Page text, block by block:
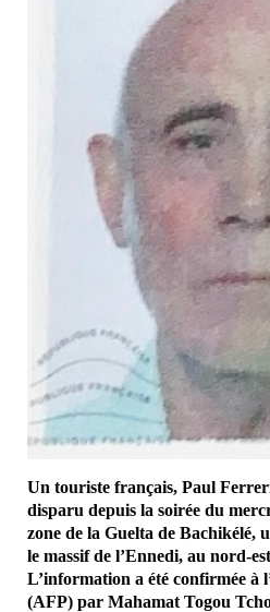
Un touriste français, Paul
disparu depuis la soirée du
zone de la Guelta de Bachikélé,
le massif de l’Ennedi, au nord-
L’information a été confirmée à
(AFP) par Mahamat Togou